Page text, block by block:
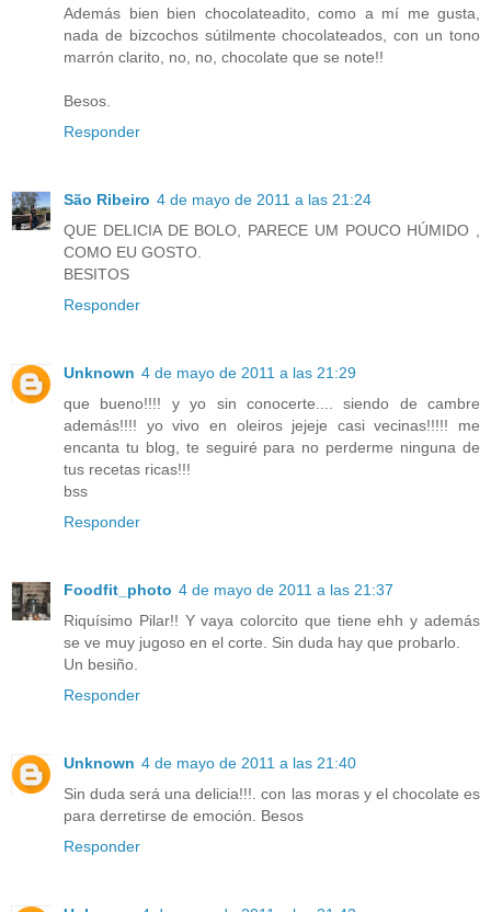
Además bien bien chocolateadito, como a mí me gusta,
nada de bizcochos sútilmente chocolateados, con un tono
marrón clarito, no, no, chocolate que se note!!
Besos.
Responder
São Ribeiro 4 de mayo de 2011 a las 21:24
QUE DELICIA DE BOLO, PARECE UM POUCO HÚMIDO ,
COMO EU GOSTO.
BESITOS
Responder
Unknown 4 de mayo de 2011 a las 21:29
que bueno!!!! y yo sin conocerte.... siendo de cambre
además!!!! yo vivo en oleiros jejeje casi vecinas!!!!! me
encanta tu blog, te seguiré para no perderme ninguna de
tus recetas ricas!!!
bss
Responder
Foodfit_photo 4 de mayo de 2011 a las 21:37
Riquísimo Pilar!! Y vaya colorcito que tiene ehh y además
se ve muy jugoso en el corte. Sin duda hay que probarlo.
Un besiño.
Responder
Unknown 4 de mayo de 2011 a las 21:40
Sin duda será una delicia!!!. con las moras y el chocolate es
para derretirse de emoción. Besos
Responder